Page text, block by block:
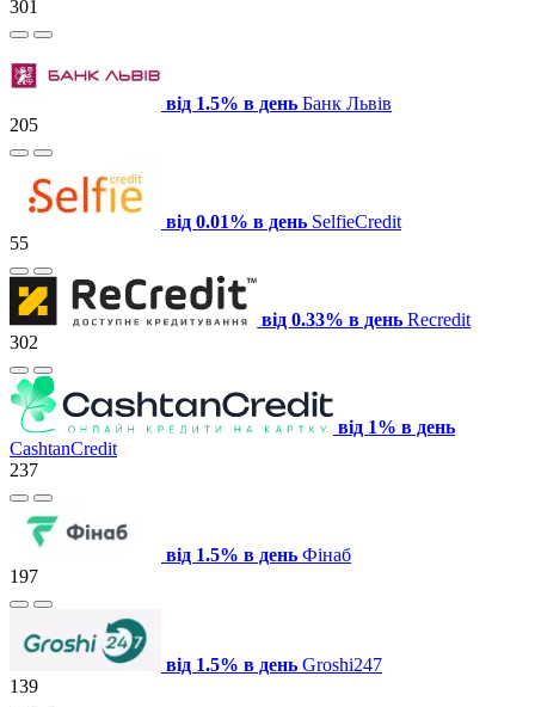
301
від 1.5% в день Банк Львів
205
від 0.01% в день SelfieCredit
55
від 0.33% в день Recredit
302
від 1% в день
CashtanCredit
237
від 1.5% в день Фінаб
197
від 1.5% в день Groshi247
139